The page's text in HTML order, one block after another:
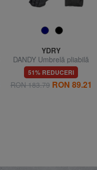
YDRY
DANDY Umbrelă pliabilă
automată
51% REDUCERI
RON 183.79 RON 89.21